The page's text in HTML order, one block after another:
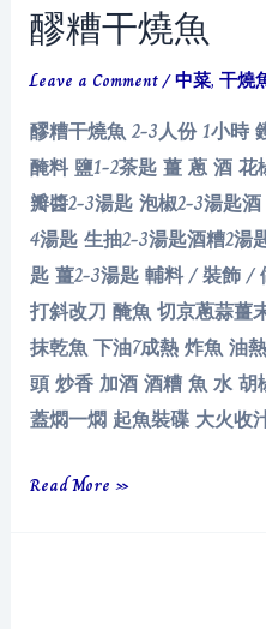
醪糟干燒魚
Leave a Comment/中菜,干燒
醪糟干燒魚 2-3人份 1小時
醃料 鹽1-2茶匙 薑 蔥 酒
瓣醬2-3湯匙 泡椒2-3湯匙
4湯匙 生抽2-3湯匙酒糟2湯
匙 薑2-3湯匙 輔料 / 裝飾 /
打斜改刀 醃魚 切京蔥蒜薑
抹乾魚 下油7成熱 炸魚 油
頭 炒香 加酒 酒糟 魚 水 胡
蓋燜一燜 起魚裝碟 大火收
醪
Read More »